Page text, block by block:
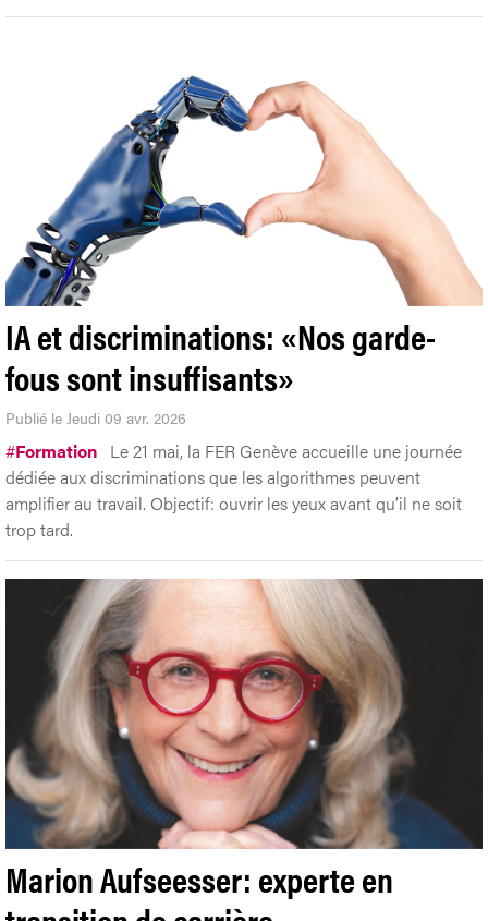
IA et discriminations: «Nos garde-
fous sont insuffisants»
Publié le Jeudi 09 avr. 2026
#Formation Le 21 mai, la FER Genève accueille une journée
dédiée aux discriminations que les algorithmes peuvent
amplifier au travail. Objectif: ouvrir les yeux avant qu’il ne soit
trop tard.
Marion Aufseesser: experte en